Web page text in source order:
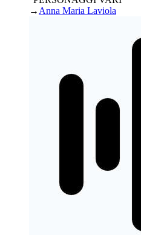
→ Anna Maria Laviola